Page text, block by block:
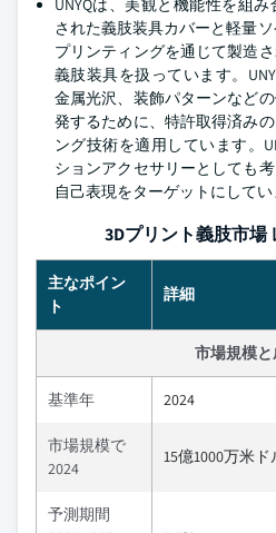
UNYQは、美観と機能性を組
された義肢装具カバーと軽量
プリンティングを通じて製造
義肢装具を扱っています。
金属光沢、装飾パターンなど
発するために、特許取得済み
ング技術を適用しています。
ションアクセサリーとしても
自己表現をターゲットにしてい
3Dプリント義肢市場
主なポイン
ト
詳細
市場規模
基準年 2024
市場規模で
2024
15億1000万米ド
予測期間